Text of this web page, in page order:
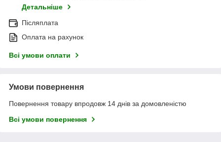
Детальніше
Післяплата
Оплата на рахунок
Всі умови оплати
Умови повернення
Повернення товару впродовж 14 днів за домовленістю
Всі умови повернення